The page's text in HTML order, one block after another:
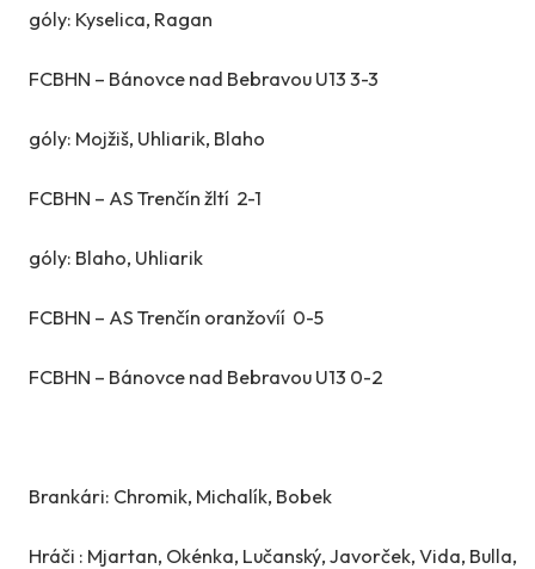
góly: Kyselica, Ragan
FCBHN – Bánovce nad Bebravou U13 3-3
góly: Mojžiš, Uhliarik, Blaho
FCBHN – AS Trenčín žltí 2-1
góly: Blaho, Uhliarik
FCBHN – AS Trenčín oranžovíí 0-5
FCBHN – Bánovce nad Bebravou U13 0-2
Brankári: Chromik, Michalík, Bobek
Hráči : Mjartan, Okénka, Lučanský, Javorček, Vida, Bulla,